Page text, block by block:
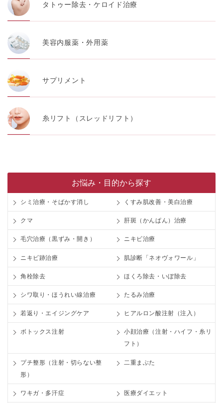
タトゥー除去・ケロイド治療
美容内服薬・外用薬
サプリメント
糸リフト（スレッドリフト）
お悩み・目的から探す
シミ治療・そばかす消し くすみ肌改善・美白治療
クマ 肝斑（かんぱん）治療
毛穴治療（黒ずみ・開き） ニキビ治療
ニキビ跡治療 肌診断「ネオヴォワール」
角栓除去 ほくろ除去・いぼ除去
シワ取り・ほうれい線治療 たるみ治療
若返り・エイジングケア ヒアルロン酸注射（注入）
ボトックス注射
小顔治療（注射・ハイフ・糸リ
フト）
プチ整形（注射・切らない整
形）
二重まぶた
ワキガ・多汗症 医療ダイエット